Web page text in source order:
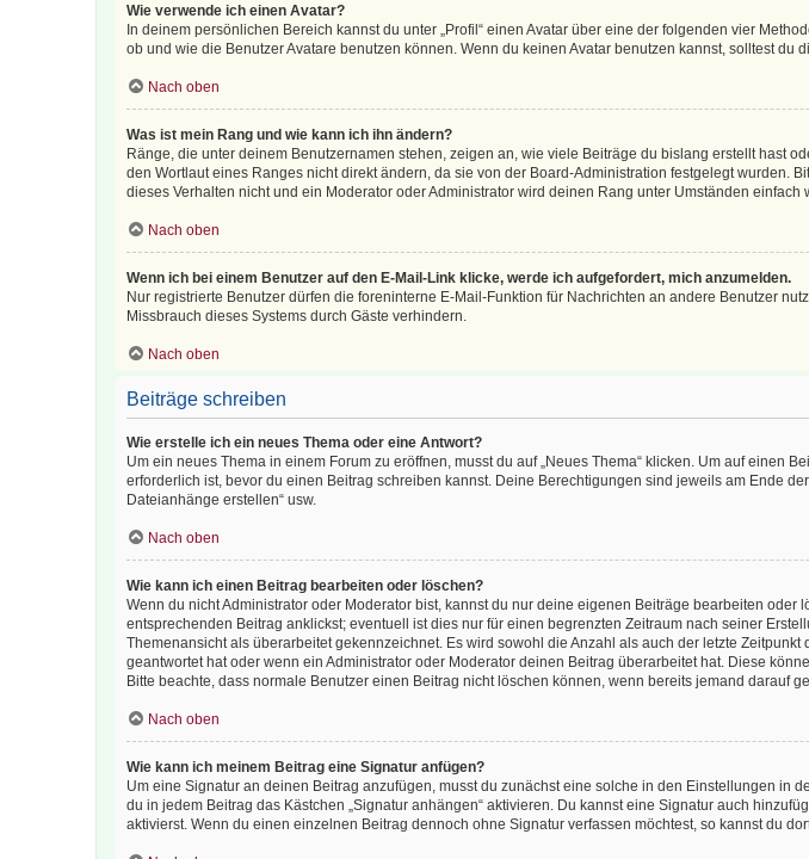
Wie verwende ich einen Avatar?
In deinem persönlichen Bereich kannst du unter „Profil“ einen Avatar über eine der folgenden vier
ob und wie die Benutzer Avatare benutzen können. Wenn du keinen Avatar benutzen kannst, solltest du
Nach oben
Was ist mein Rang und wie kann ich ihn ändern?
Ränge, die unter deinem Benutzernamen stehen, zeigen an, wie viele Beiträge du bislang erstellt hast
den Wortlaut eines Ranges nicht direkt ändern, da sie von der Board-Administration festgelegt
dieses Verhalten nicht und ein Moderator oder Administrator wird deinen Rang unter Umständen einfach
Nach oben
Wenn ich bei einem Benutzer auf den E-Mail-Link klicke, werde ich aufgefordert, mich anzumelden.
Nur registrierte Benutzer dürfen die foreninterne E-Mail-Funktion für Nachrichten an andere Benutzer
Missbrauch dieses Systems durch Gäste verhindern.
Nach oben
Beiträge schreiben
Wie erstelle ich ein neues Thema oder eine Antwort?
Um ein neues Thema in einem Forum zu eröffnen, musst du auf „Neues Thema“ klicken. Um auf einen
erforderlich ist, bevor du einen Beitrag schreiben kannst. Deine Berechtigungen sind jeweils am Ende
Dateianhänge erstellen“ usw.
Nach oben
Wie kann ich einen Beitrag bearbeiten oder löschen?
Wenn du nicht Administrator oder Moderator bist, kannst du nur deine eigenen Beiträge bearbeiten
entsprechenden Beitrag anklickst; eventuell ist dies nur für einen begrenzten Zeitraum nach seiner
Themenansicht als überarbeitet gekennzeichnet. Es wird sowohl die Anzahl als auch der letzte
geantwortet hat oder wenn ein Administrator oder Moderator deinen Beitrag überarbeitet hat. Diese
Bitte beachte, dass normale Benutzer einen Beitrag nicht löschen können, wenn bereits jemand darauf
Nach oben
Wie kann ich meinem Beitrag eine Signatur anfügen?
Um eine Signatur an deinen Beitrag anzufügen, musst du zunächst eine solche in den Einstellungen
du in jedem Beitrag das Kästchen „Signatur anhängen“ aktivieren. Du kannst eine Signatur auch
aktivierst. Wenn du einen einzelnen Beitrag dennoch ohne Signatur verfassen möchtest, so kannst du